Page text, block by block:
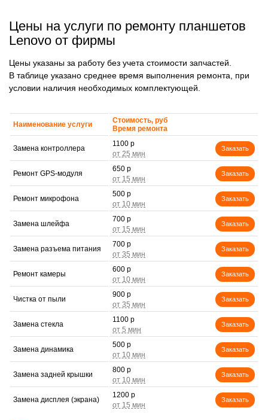
Цены на услуги по ремонту планшетов
Lenovo от фирмы
Цены указаны за работу без учета стоимости запчастей.
В таблице указано среднее время выполнения ремонта, при
условии наличия необходимых комплектующей.
Наименование услуги
Стоимость, руб
Время ремонта
Замена контроллера
1100 р
Заказать
Ремонт GPS-модуля
650 р
Заказать
Ремонт микрофона
500 р
Заказать
Замена шлейфа
700 р
Заказать
Замена разъема питания
700 р
Заказать
Ремонт камеры
600 р
Заказать
Чистка от пыли
900 р
Заказать
Замена стекла
1100 р
Заказать
Замена динамика
500 р
Заказать
Замена задней крышки
800 р
Заказать
Замена дисплея (экрана)
1200 р
Заказать